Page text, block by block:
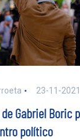
23-11-2021
Gabriel Boric
político